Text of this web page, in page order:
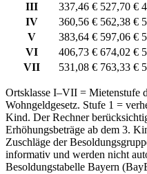
III 337,46 € 527,70 €
IV
360,56 € 562,38 €
V
383,64 € 597,06 €
VI
406,73 € 674,02 €
VII
531,08 € 763,33 €
Ortsklasse I–VII = Mietenstufe
Wohngeldgesetz. Stufe 1 =
Kind. Der Rechner
Erhöhungsbeträge ab dem 3.
Zuschläge der
informativ und werden nicht
Besoldungstabelle Bayern